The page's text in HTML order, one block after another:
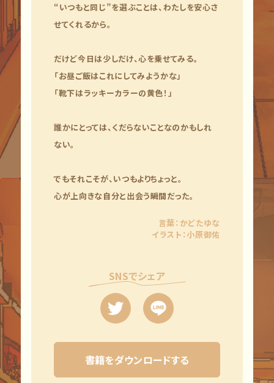
“いつもと同じ”を選ぶことは、わたしを安心さ
せてくれるから。
だけど今日は少しだけ、心を乗せてみる。
「お昼ご飯はこれにしてみようかな」
「靴下はラッキーカラーの黄色！」
誰かにとっては、くだらないことなのかもしれ
ない。
でもそれこそが、いつもよりちょっと。
心が上向きな自分と出会う瞬間だった。
言葉：かどたゆな
イラスト：小原御佑
SNSでシェア
書籍をダウンロードする